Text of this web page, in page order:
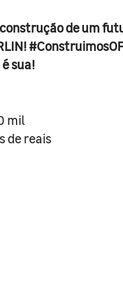
de um
sua!
mil
de reais